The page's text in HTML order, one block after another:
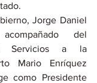
Jorge Daniel
del
Servicios a la
Mario Enríquez
como Presidente